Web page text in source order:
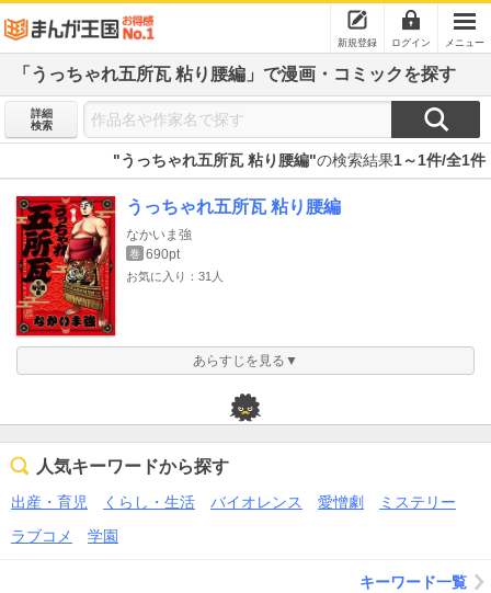
新規登録 ログイン メニュー
「うっちゃれ五所瓦 粘り腰編」で漫画・コミックを探す
詳細
検索
"うっちゃれ五所瓦 粘り腰編"の検索結果1～1件/全1件
うっちゃれ五所瓦 粘り腰編
なかいま強
巻 690pt
お気に入り：31人
あらすじを見る▼
人気キーワードから探す
出産・育児 くらし・生活 バイオレンス 愛憎劇
ミステリー
ラブコメ
学園
キーワード一覧